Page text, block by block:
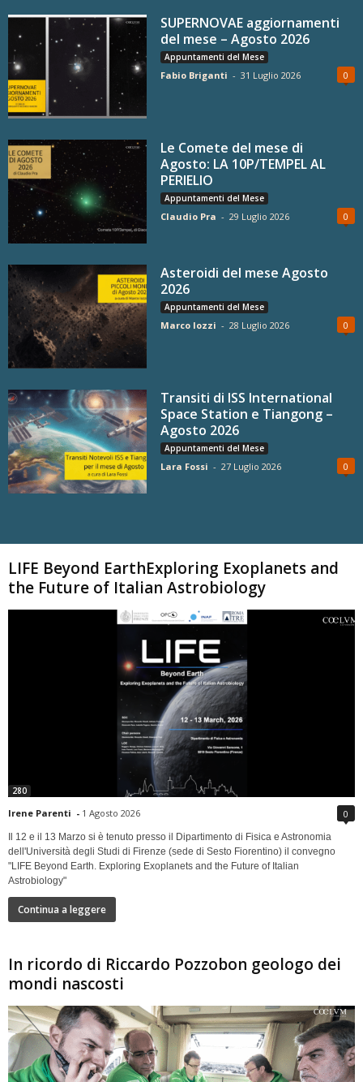
SUPERNOVAE aggiornamenti
del mese – Agosto 2026
Appuntamenti del Mese
Fabio Briganti - 31 Luglio 2026 0
Le Comete del mese di
Agosto: LA 10P/TEMPEL AL
PERIELIO
Appuntamenti del Mese
Claudio Pra - 29 Luglio 2026 0
Asteroidi del mese Agosto
2026
Appuntamenti del Mese
Marco Iozzi - 28 Luglio 2026 0
Transiti di ISS International
Space Station e Tiangong –
Agosto 2026
Appuntamenti del Mese
Lara Fossi - 27 Luglio 2026 0
LIFE Beyond EarthExploring Exoplanets and
the Future of Italian Astrobiology
280
Irene Parenti - 1 Agosto 2026 0
Il 12 e il 13 Marzo si è tenuto presso il Dipartimento di Fisica e Astronomia
dell'Università degli Studi di Firenze (sede di Sesto Fiorentino) il convegno
"LIFE Beyond Earth. Exploring Exoplanets and the Future of Italian
Astrobiology"
Continua a leggere
In ricordo di Riccardo Pozzobon geologo dei
mondi nascosti